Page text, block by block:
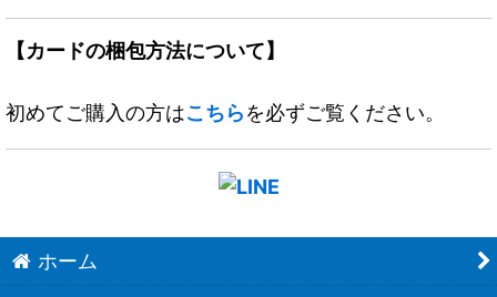
【カードの梱包方法について】
初めてご購入の方はこちらを必ずご覧ください。
ホーム